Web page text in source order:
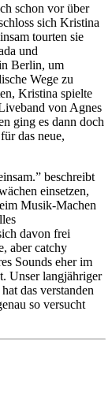
schon vor über
sich Kristina
tourten sie
und
Berlin, um
Wege zu
Kristina spielte
von Agnes
ging es dann doch
das neue,
beschreibt
einsetzen,
Musik-Machen
davon frei
aber catchy
Sounds eher im
Unser langjähriger
das verstanden
so versucht